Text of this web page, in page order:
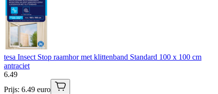
tesa Insect Stop raamhor met klittenband Standard 100 x 100 cm
antraciet
6.49
Prijs: 6.49 euro